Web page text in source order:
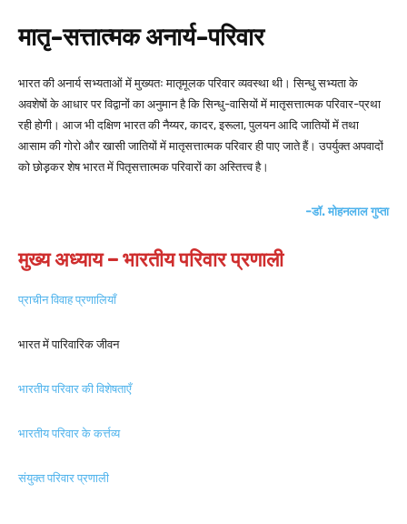
मातृ-सत्तात्मक अनार्य-परिवार
भारत की अनार्य सभ्यताओं में मुख्यतः मातृमूलक परिवार व्यवस्था थी। सिन्धु सभ्यता के
अवशेषों के आधार पर विद्वानों का अनुमान है कि सिन्धु-वासियों में मातृसत्तात्मक परिवार-प्रथा
रही होगी। आज भी दक्षिण भारत की नैय्यर, कादर, इरूला, पुलयन आदि जातियों में तथा
आसाम की गोरो और खासी जातियों में मातृसत्तात्मक परिवार ही पाए जाते हैं। उपर्युक्त अपवादों
को छोड़़कर शेष भारत में पितृसत्तात्मक परिवारों का अस्तित्त्व है।
-डॉ. मोहनलाल गुप्ता
मुख्य अध्याय – भारतीय परिवार प्रणाली
प्राचीन विवाह प्रणालियाँ
भारत में पारिवारिक जीवन
भारतीय परिवार की विशेषताएँ
भारतीय परिवार के कर्त्तव्य
संयुक्त परिवार प्रणाली